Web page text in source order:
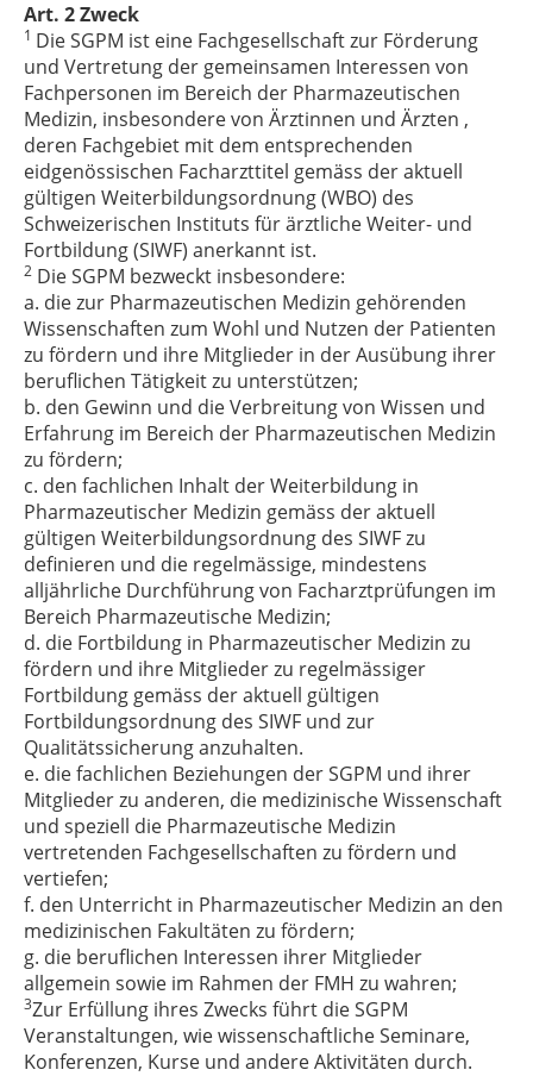
Art. 2 Zweck
1 Die SGPM ist eine Fachgesellschaft zur Förderung
und Vertretung der gemeinsamen Interessen von
Fachpersonen im Bereich der Pharmazeutischen
Medizin, insbesondere von Ärztinnen und Ärzten ,
deren Fachgebiet mit dem entsprechenden
eidgenössischen Facharzttitel gemäss der aktuell
gültigen Weiterbildungsordnung (WBO) des
Schweizerischen Instituts für ärztliche Weiter- und
Fortbildung (SIWF) anerkannt ist.
2 Die SGPM bezweckt insbesondere:
a. die zur Pharmazeutischen Medizin gehörenden
Wissenschaften zum Wohl und Nutzen der Patienten
zu fördern und ihre Mitglieder in der Ausübung ihrer
beruflichen Tätigkeit zu unterstützen;
b. den Gewinn und die Verbreitung von Wissen und
Erfahrung im Bereich der Pharmazeutischen Medizin
zu fördern;
c. den fachlichen Inhalt der Weiterbildung in
Pharmazeutischer Medizin gemäss der aktuell
gültigen Weiterbildungsordnung des SIWF zu
definieren und die regelmässige, mindestens
alljährliche Durchführung von Facharztprüfungen im
Bereich Pharmazeutische Medizin;
d. die Fortbildung in Pharmazeutischer Medizin zu
fördern und ihre Mitglieder zu regelmässiger
Fortbildung gemäss der aktuell gültigen
Fortbildungsordnung des SIWF und zur
Qualitätssicherung anzuhalten.
e. die fachlichen Beziehungen der SGPM und ihrer
Mitglieder zu anderen, die medizinische Wissenschaft
und speziell die Pharmazeutische Medizin
vertretenden Fachgesellschaften zu fördern und
vertiefen;
f. den Unterricht in Pharmazeutischer Medizin an den
medizinischen Fakultäten zu fördern;
g. die beruflichen Interessen ihrer Mitglieder
allgemein sowie im Rahmen der FMH zu wahren;
3Zur Erfüllung ihres Zwecks führt die SGPM
Veranstaltungen, wie wissenschaftliche Seminare,
Konferenzen, Kurse und andere Aktivitäten durch.